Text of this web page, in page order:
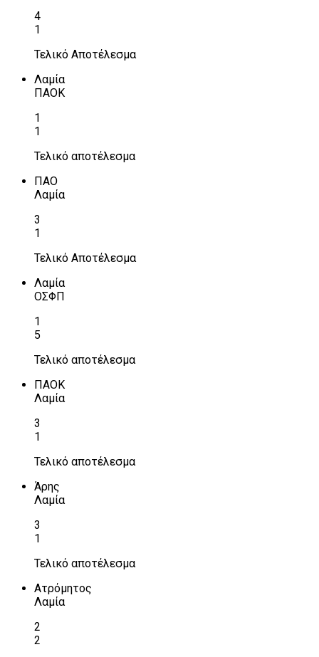
4
1
Τελικό Αποτέλεσμα
Λαμία
ΠΑΟΚ
1
1
Τελικό αποτέλεσμα
ΠΑΟ
Λαμία
3
1
Τελικό Αποτέλεσμα
Λαμία
ΟΣΦΠ
1
5
Τελικό αποτέλεσμα
ΠΑΟΚ
Λαμία
3
1
Τελικό αποτέλεσμα
Άρης
Λαμία
3
1
Τελικό αποτέλεσμα
Ατρόμητος
Λαμία
2
2